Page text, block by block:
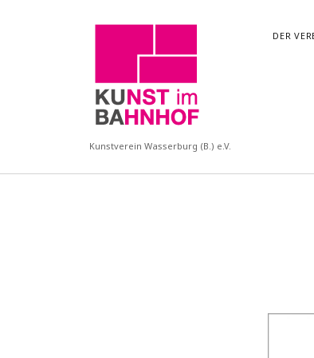
KUBA
Kunstverein Wasserburg (B.) e.V.
DER